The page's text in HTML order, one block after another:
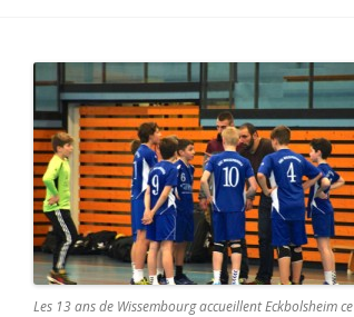
Les 13 ans de Wissembourg accueillent Eckbolsheim ce